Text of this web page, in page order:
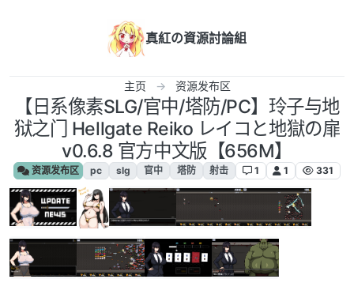
真紅の資源討論組
主页 资源发布区
【日系像素SLG/官中/塔防/PC】玲子与地
狱之门 Hellgate Reiko レイコと地獄の扉
v0.6.8 官方中文版【656M】
资源发布区 pc slg 官中 塔防 射击 1 1 331